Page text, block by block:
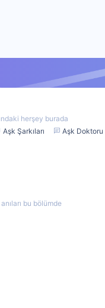
herşey burada
Aşk Şarkıları Aşk Doktoru
bu bölümde